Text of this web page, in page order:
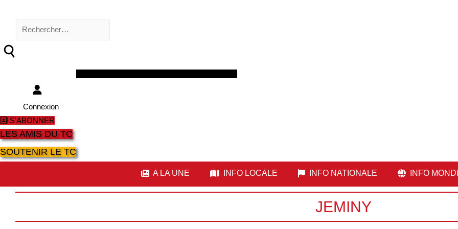
Rechercher :
Connexion
S'ABONNER
LES AMIS DU TC
SOUTENIR LE TC
A LA UNE INFO LOCALE INFO NATIONALE INFO
JEMINY